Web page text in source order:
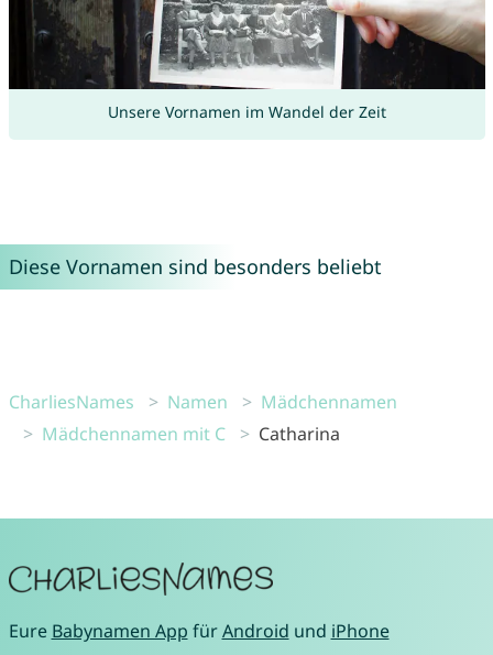
Unsere Vornamen im Wandel der Zeit
Diese Vornamen sind besonders beliebt
CharliesNames Namen
Mädchennamen
Mädchennamen mit C
Catharina
Eure Babynamen App fürAndroid und iPhone